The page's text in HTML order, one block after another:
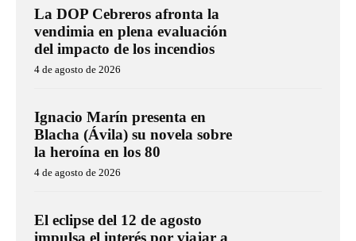
La DOP Cebreros afronta la
vendimia en plena evaluación
del impacto de los incendios
4 de agosto de 2026
Ignacio Marín presenta en
Blacha (Ávila) su novela sobre
la heroína en los 80
4 de agosto de 2026
El eclipse del 12 de agosto
impulsa el interés por viajar a